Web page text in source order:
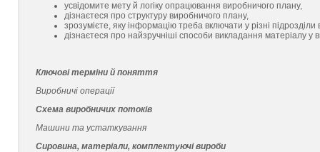
усвідомите мету й логіку опрацювання виробничого плану,
дізнаєтеся про структуру виробничого плану,
зрозумієте, яку інформацію треба включати у різні
дізнаєтеся про найзручніші способи викладання матеріалу у
Ключові терміни й поняття
Виробничі операції
Схема виробничих потоків
Машини та устаткування
Сировина, матеріали, комплектуючі вироби